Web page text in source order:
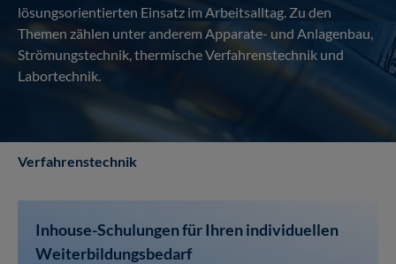
lösungsorientierten Einsatz im Arbeitsalltag. Zu den
Themen zählen unter anderem Apparate- und Anlagenbau,
Strömungstechnik, thermische Verfahrenstechnik und
Labortechnik.
Verfahrenstechnik
Inhouse-Schulungen für Ihren individuellen
Weiterbildungsbedarf